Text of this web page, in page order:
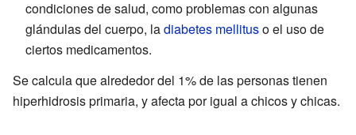
condiciones de salud, como problemas con algunas
glándulas del cuerpo, ladiabetes mellituso el uso de
ciertos medicamentos.
Se calcula que alrededor del 1% de las personas tienen
hiperhidrosis primaria, y afecta por igual a chicos y chicas.